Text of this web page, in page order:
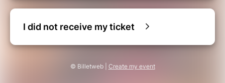
I did not receive my ticket
© Billetweb | Create my event